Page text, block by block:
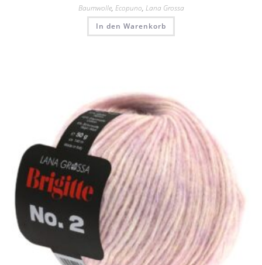
Baumwolle, Ecopuno, Lana Grossa
In den Warenkorb